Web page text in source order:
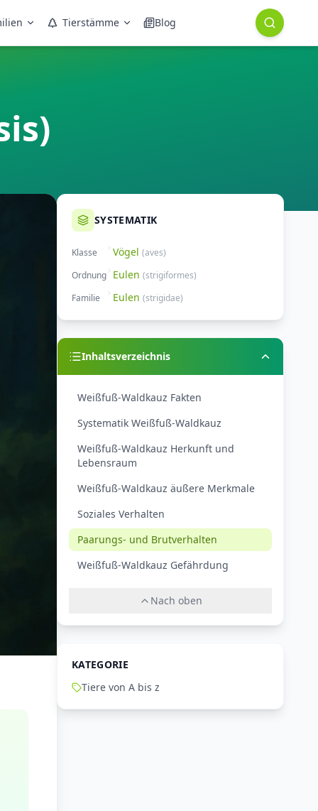
Tierstämme Blog
SYSTEMATIK
Klasse Vögel (aves)
Ordnung Eulen (strigiformes)
Familie
Eulen (strigidae)
Inhaltsverzeichnis
Weißfuß-Waldkauz Fakten
Systematik Weißfuß-Waldkauz
Weißfuß-Waldkauz Herkunft und
Lebensraum
Weißfuß-Waldkauz äußere Merkmale
Soziales Verhalten
Paarungs- und Brutverhalten
Weißfuß-Waldkauz Gefährdung
Nach oben
KATEGORIE
Tiere von A bis z